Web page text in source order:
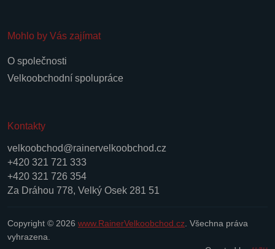
Mohlo by Vás zajímat
O společnosti
Velkoobchodní spolupráce
Kontakty
velkoobchod@rainervelkoobchod.cz
+420 321 721 333
+420 321 726 354
Za Dráhou 778, Velký Osek 281 51
Copyright © 2026 www.RainerVelkoobchod.cz . Všechna práva
vyhrazena.